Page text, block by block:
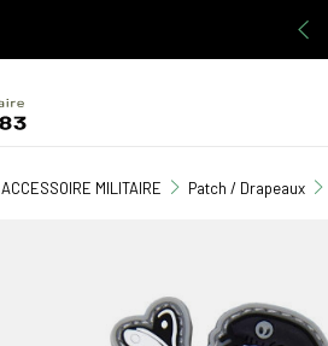
ACCESSOIRE MILITAIRE Patch / Drapeaux